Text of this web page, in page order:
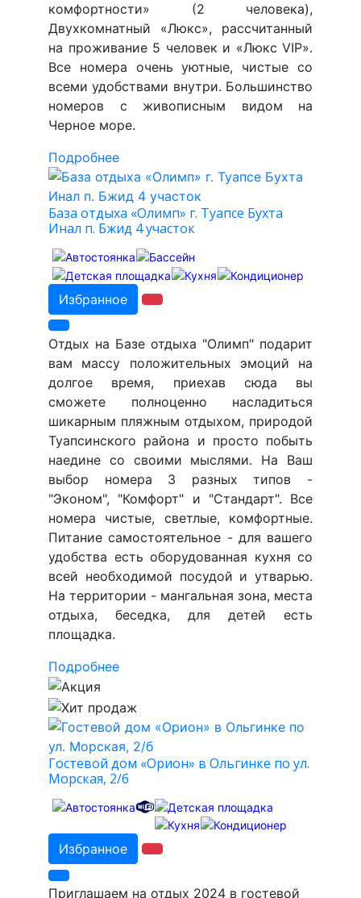
комфортности» (2 человека),
Двухкомнатный «Люкс», рассчитанный
на проживание 5 человек и «Люкс VIP».
Все номера очень уютные, чистые со
всеми удобствами внутри. Большинство
номеров с живописным видом на
Черное море.
Подробнее
База отдыха «Олимп» г. Туапсе Бухта
Инал п. Бжид 4 участок
Избранное
Отдых на Базе отдыха "Олимп" подарит
вам массу положительных эмоций на
долгое время, приехав сюда вы
сможете полноценно насладиться
шикарным пляжным отдыхом, природой
Туапсинского района и просто побыть
наедине со своими мыслями. На Ваш
выбор номера 3 разных типов -
"Эконом", "Комфорт" и "Стандарт". Все
номера чистые, светлые, комфортные.
Питание самостоятельное - для вашего
удобства есть оборудованная кухня со
всей необходимой посудой и утварью.
На территории - мангальная зона, места
отдыха, беседка, для детей есть
площадка.
Подробнее
Гостевой дом «Орион» в Ольгинке по ул.
Морская, 2/б
Избранное
Приглашаем на отдых 2024 в гостевой